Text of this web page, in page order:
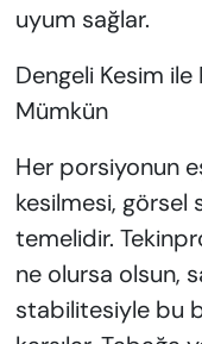
uyum sağlar.
Dengeli Kesim
Mümkün
Her porsiyonun
kesilmesi, görsel
temelidir.
ne olursa olsun,
stabilitesiyle bu